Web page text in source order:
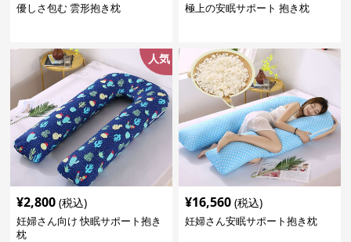
優しさ包む 雲形抱き枕 極上の安眠サポート 抱き枕
人気
¥2,800 (税込)
妊婦さん向け 快眠サポート抱き
枕
¥16,560 (税込)
妊婦さん安眠サポート抱き枕